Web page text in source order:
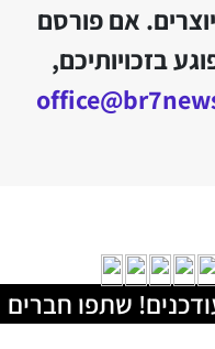
אם פורסם
בזכויותיכם,
שתפו חברים